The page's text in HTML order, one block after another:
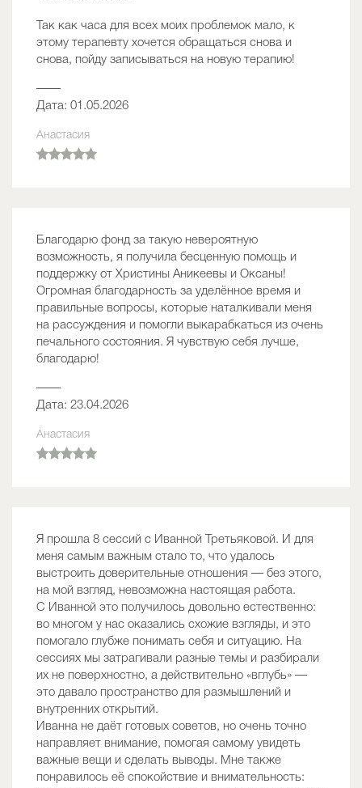
Так как часа для всех моих проблемок мало, к
этому терапевту хочется обращаться снова и
снова, пойду записываться на новую терапию!
——
Дата: 01.05.2026
Анастасия
Благодарю фонд за такую невероятную
возможность, я получила бесценную помощь и
поддержку от Христины Аникеевы и Оксаны!
Огромная благодарность за уделённое время и
правильные вопросы, которые наталкивали меня
на рассуждения и помогли выкарабкаться из очень
печального состояния. Я чувствую себя лучше,
благодарю!
——
Дата: 23.04.2026
Анастасия
Я прошла 8 сессий с Иванной Третьяковой. И для
меня самым важным стало то, что удалось
выстроить доверительные отношения — без этого,
на мой взгляд, невозможна настоящая работа.
С Иванной это получилось довольно естественно:
во многом у нас оказались схожие взгляды, и это
помогало глубже понимать себя и ситуацию. На
сессиях мы затрагивали разные темы и разбирали
их не поверхностно, а действительно «вглубь» —
это давало пространство для размышлений и
внутренних открытий.
Иванна не даёт готовых советов, но очень точно
направляет внимание, помогая самому увидеть
важные вещи и сделать выводы. Мне также
понравилось её спокойствие и внимательность: